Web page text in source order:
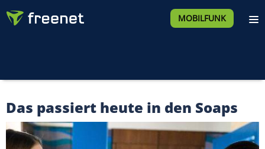
MOBILFUNK
Das passiert heute in den Soaps